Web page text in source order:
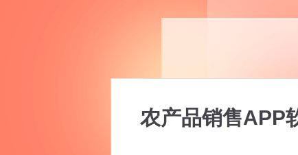
农产品销售APP